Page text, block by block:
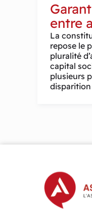
entre
La
repose le
pluralité
capital
plusieurs
disparition